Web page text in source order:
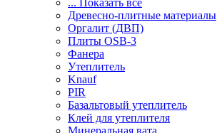
... Показать все
Древесно-плитные материалы
Оргалит (ДВП)
Плиты OSB-3
Фанера
Утеплитель
Knauf
PIR
Базальтовый утеплитель
Клей для утеплителя
Минеральная вата